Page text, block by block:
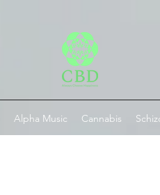
Alpha Music Cannabis